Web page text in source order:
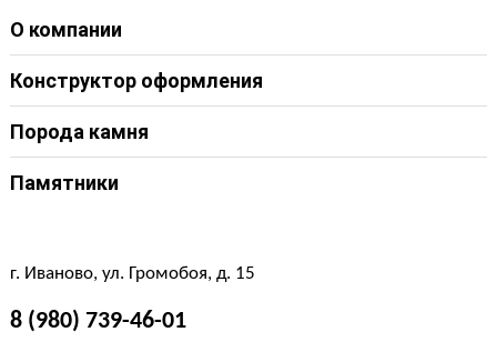
О компании
Конструктор оформления
Порода камня
Памятники
г. Иваново, ул. Громобоя, д. 15
8 (980) 739-46-01